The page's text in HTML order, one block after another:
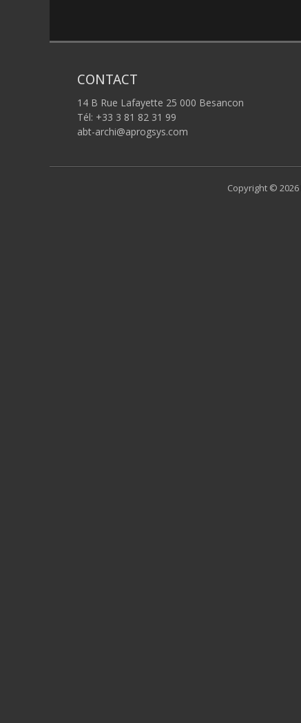
CONTACT
14 B Rue Lafayette 25 000 Besancon
Tél: +33 3 81 82 31 99
abt-archi@aprogsys.com
Copyright © 2026